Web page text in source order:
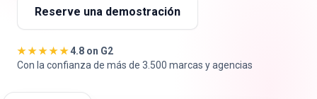
Reserve una demostración
★★★★★4.8 on G2
Con la confianza de más de 3.500 marcas y agencias